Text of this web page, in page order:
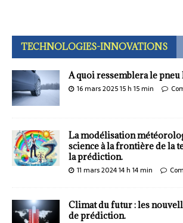
TECHNOLOGIES-INNOVATIONS
A quoi ressemblera le
16 mars 2025 15 h 15 min
La modélisation
science à la frontière de la
la prédiction.
11 mars 2024 14 h 14 min
Climat du futur : les
de prédiction.